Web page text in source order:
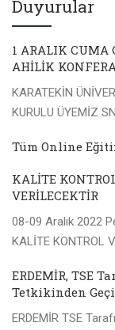
Duyurular
1 ARALIK CUMA
AHİLİK
KARATEKİN
KURULU ÜYEMİZ
Tüm Online
KALİTE
VERİLECEKTİR
08-09 Aralık 2022
KALİTE KONTROL
ERDEMİR, TSE
Tetkikinden
ERDEMİR TSE